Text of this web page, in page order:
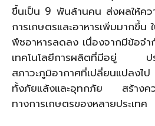
ขึ้นเป็น 9 พันล้านคน ส่งผลให้คว
การเกษตรและอาหารเพิ่มมากขึ้
พืชอาหารลดลง เนื่องจากมีข้อจำ
เทคโนโลยีการผลิตที่มีอยู่ ปร
สภาวะภูมิอากาศที่เปลี่ยนแปลงไ
ทั้งภัยแล้งและอุทกภัย สร้างคว
ทางการเกษตรของหลายประเทศ